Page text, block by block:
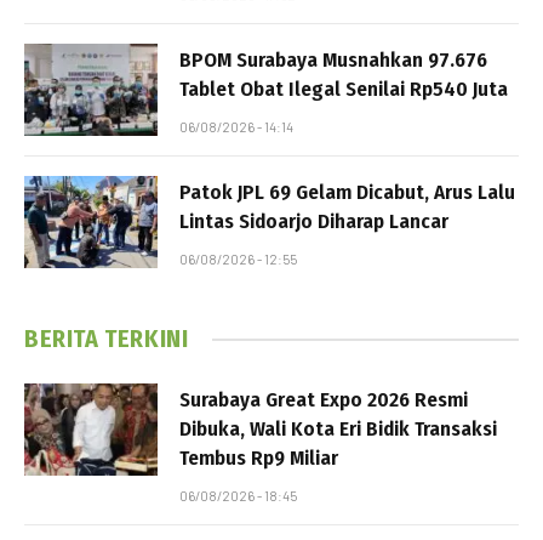
BPOM Surabaya Musnahkan 97.676
Tablet Obat Ilegal Senilai Rp540 Juta
06/08/2026 - 14:14
Patok JPL 69 Gelam Dicabut, Arus Lalu
Lintas Sidoarjo Diharap Lancar
06/08/2026 - 12:55
BERITA TERKINI
Surabaya Great Expo 2026 Resmi
Dibuka, Wali Kota Eri Bidik Transaksi
Tembus Rp9 Miliar
06/08/2026 - 18:45